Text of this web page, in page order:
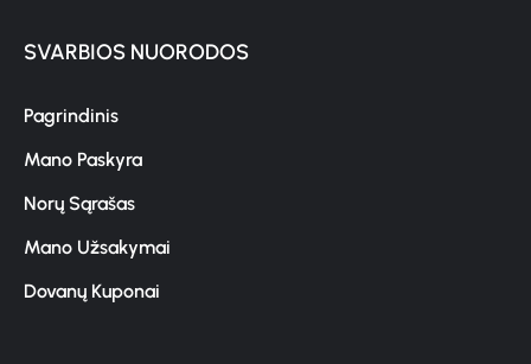
SVARBIOS NUORODOS
Pagrindinis
Mano Paskyra
Norų Sąrašas
Mano Užsakymai
Dovanų Kuponai